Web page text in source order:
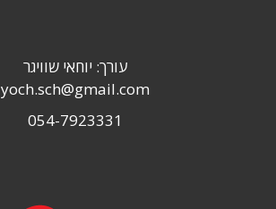
עורך: יוחאי שוויגר
yoch.sch@gmail.com
054-7923331